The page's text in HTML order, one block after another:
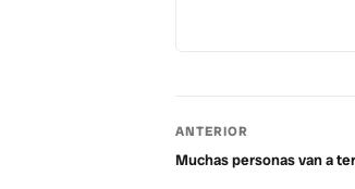
ANTERIOR
Muchas personas van a